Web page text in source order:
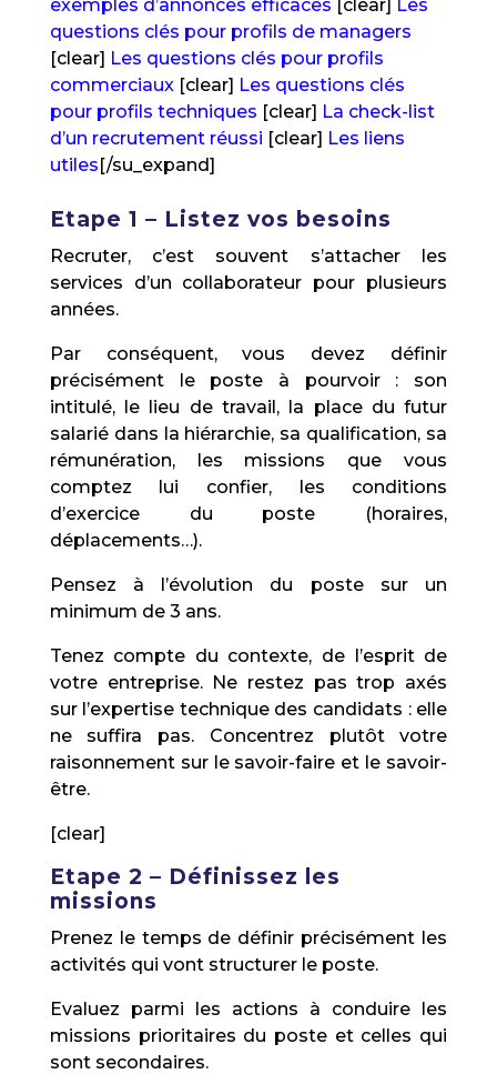
exemples d’annonces efficaces [clear] Les
questions clés pour profils de managers
[clear] Les questions clés pour profils
commerciaux[clear] Les questions clés
pour profils techniques [clear] La check-list
d’un recrutement réussi [clear] Les liens
utiles[/su_expand]
Etape 1 – Listez vos besoins
Recruter, c’est souvent s’attacher les
services d’un collaborateur pour plusieurs
années.
Par conséquent, vous devez définir
précisément le poste à pourvoir : son
intitulé, le lieu de travail, la place du futur
salarié dans la hiérarchie, sa qualification, sa
rémunération, les missions que vous
comptez lui confier, les conditions
d’exercice du poste (horaires,
déplacements…).
Pensez à l’évolution du poste sur un
minimum de 3 ans.
Tenez compte du contexte, de l’esprit de
votre entreprise. Ne restez pas trop axés
sur l’expertise technique des candidats : elle
ne suffira pas. Concentrez plutôt votre
raisonnement sur le savoir-faire et le savoir-
être.
[clear]
Etape 2 – Définissez les
missions
Prenez le temps de définir précisément les
activités qui vont structurer le poste.
Evaluez parmi les actions à conduire les
missions prioritaires du poste et celles qui
sont secondaires.